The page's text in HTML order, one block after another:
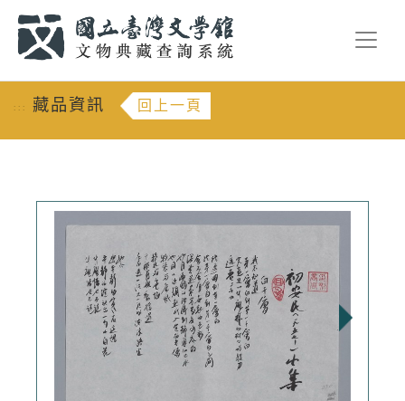
::: 藏品資訊 回上一頁